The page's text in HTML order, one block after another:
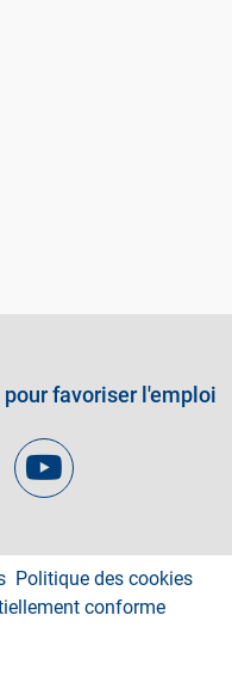
favoriser l'emploi
Politique des cookies
conforme